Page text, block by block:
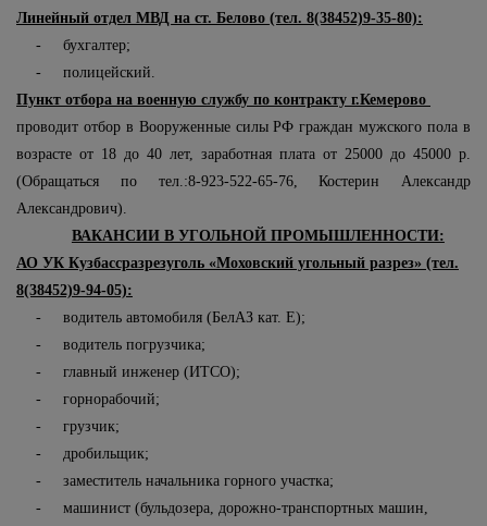
Линейный отдел МВД на ст. Белово (тел. 8(38452)9-35-80):
- бухгалтер;
- полицейский.
Пункт отбора на военную службу по контракту г.Кемерово
проводит отбор в Вооруженные силы РФ граждан мужского пола в
возрасте от 18 до 40 лет, заработная плата от 25000 до 45000 р.
(Обращаться по тел.:8-923-522-65-76, Костерин Александр
Александрович).
ВАКАНСИИ В УГОЛЬНОЙ ПРОМЫШЛЕННОСТИ:
АО УК Кузбассразрезуголь «Моховский угольный разрез» (тел.
8(38452)9-94-05):
- водитель автомобиля (БелАЗ кат. Е);
- водитель погрузчика;
- главный инженер (ИТСО);
- горнорабочий;
- грузчик;
- дробильщик;
- заместитель начальника горного участка;
- машинист (бульдозера, дорожно-транспортных машин,